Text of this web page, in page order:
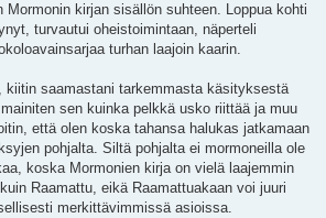
kirjan sisällön suhteen. Loppua kohti
turvautui oheistoimintaan, näperteli
turhan laajoin kaarin.
kiitin saamastani tarkemmasta käsityksestä
sen kuinka pelkkä usko riittää ja muu
että olen koska tahansa halukas jatkamaan
pohjalta. Siltä pohjalta ei mormoneilla ole
koska Mormonien kirja on vielä laajemmin
Raamattu, eikä Raamattuakaan voi juuri
merkittävimmissä asioissa.